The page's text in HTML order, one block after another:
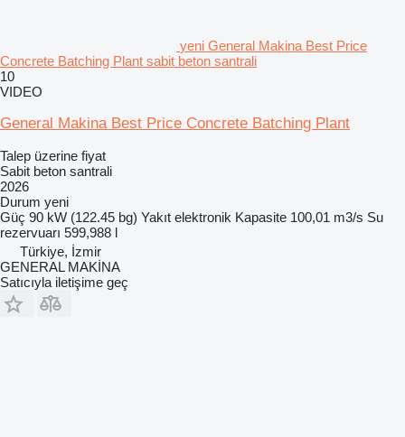
yeni General Makina Best Price
Concrete Batching Plant sabit beton santrali
10
VIDEO
General Makina Best Price Concrete Batching Plant
Talep üzerine fiyat
Sabit beton santrali
2026
Durum yeni
Güç 90 kW (122.45 bg) Yakıt elektronik Kapasite 100,01 m3/s Su
rezervuarı 599,988 l
Türkiye, İzmir
GENERAL MAKİNA
Satıcıyla iletişime geç